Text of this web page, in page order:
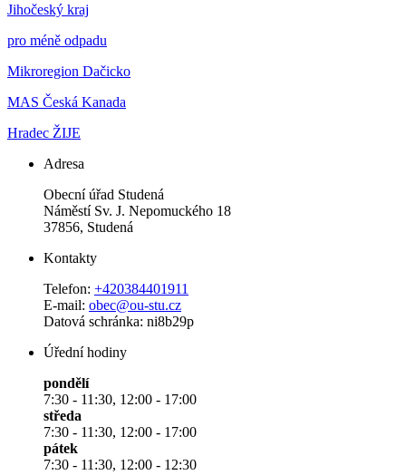
Jihočeský kraj
pro méně odpadu
Mikroregion Dačicko
MAS Česká Kanada
Hradec ŽIJE
Adresa
Obecní úřad Studená
Náměstí Sv. J. Nepomuckého 18
37856, Studená
Kontakty
Telefon: +420384401911
E-mail: obec@ou-stu.cz
Datová schránka: ni8b29p
Úřední hodiny
pondělí
7:30 - 11:30, 12:00 - 17:00
středa
7:30 - 11:30, 12:00 - 17:00
pátek
7:30 - 11:30, 12:00 - 12:30